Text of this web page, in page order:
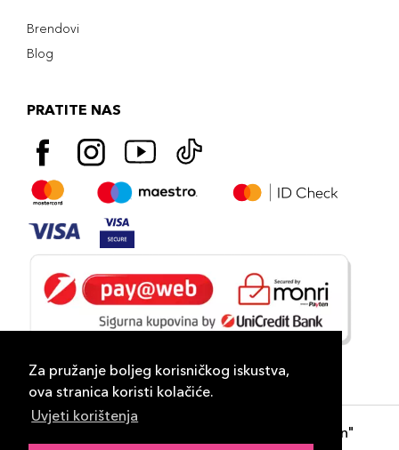
Za pružanje boljeg korisničkog iskustva,
ova stranica koristi kolačiće.
Uvjeti korištenja
Brendovi
Blog
PRATITE NAS
- "DP Lux Distribution"